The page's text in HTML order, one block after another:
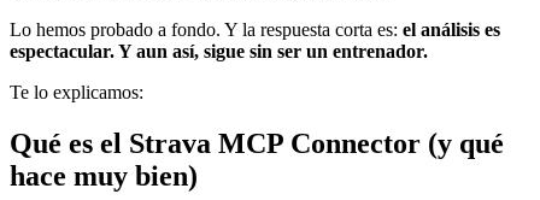
Lo hemos probado a fondo. Y la respuesta corta es: el análisis es
espectacular. Y aun así, sigue sin ser un entrenador.
Te lo explicamos:
Qué es el Strava MCP Connector (y qué
hace muy bien)